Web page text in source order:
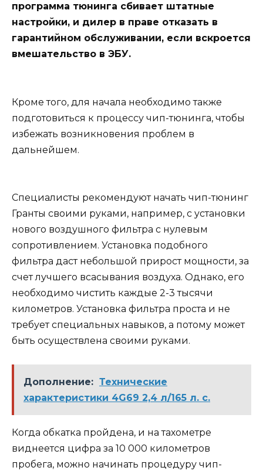
программа тюнинга сбивает штатные
настройки, и дилер в праве отказать в
гарантийном обслуживании, если вскроется
вмешательство в ЭБУ.
Кроме того, для начала необходимо также
подготовиться к процессу чип-тюнинга, чтобы
избежать возникновения проблем в
дальнейшем.
Специалисты рекомендуют начать чип-тюнинг
Гранты своими руками, например, с установки
нового воздушного фильтра с нулевым
сопротивлением. Установка подобного
фильтра даст небольшой прирост мощности, за
счет лучшего всасывания воздуха. Однако, его
необходимо чистить каждые 2-3 тысячи
километров. Установка фильтра проста и не
требует специальных навыков, а потому может
быть осуществлена своими руками.
Дополнение: Технические
характеристики 4G69 2,4 л/165 л. с.
Когда обкатка пройдена, и на тахометре
виднеется цифра за 10 000 километров
пробега, можно начинать процедуру чип-